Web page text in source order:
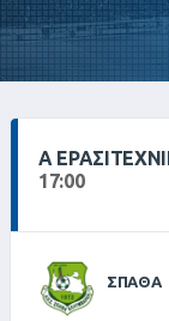
Α
17:00
ΣΠΑΘΑ